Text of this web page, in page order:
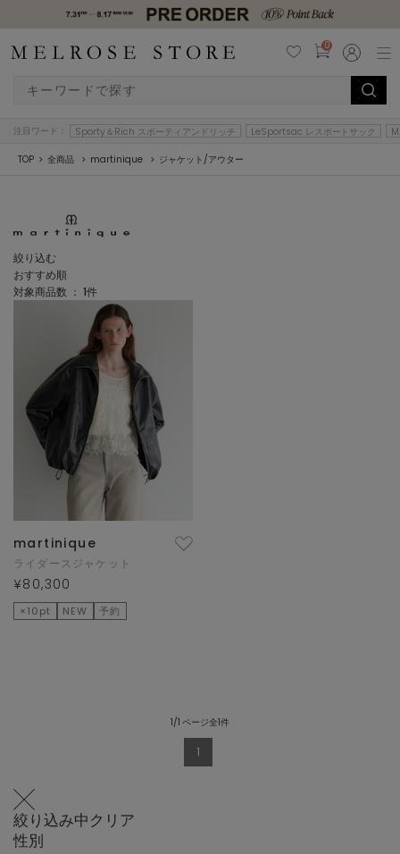
0
注目ワード： Sporty＆Rich スポーティアンドリッチ LeSportsac レスポートサック
TOP 全商品 martinique ジャケット/アウター
絞り込む
おすすめ順
対象商品数 ： 1件
martinique
ライダースジャケット
¥80,300
×10pt NEW 予約
1/1 ページ全1件
1
絞り込み中クリア
性別